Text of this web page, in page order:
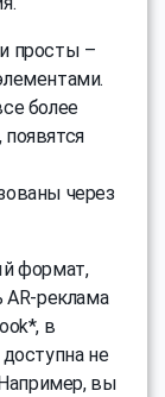
просты –
более
через
формат,
AR-реклама
в
не
вы